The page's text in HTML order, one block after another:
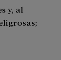
y, al